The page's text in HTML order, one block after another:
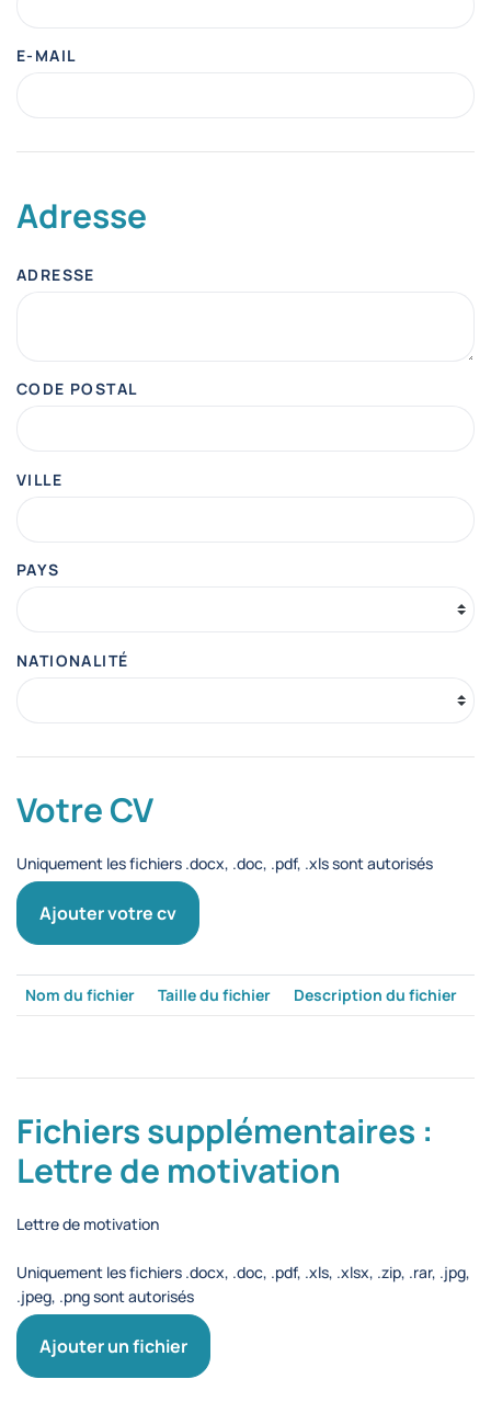
E-MAIL
Adresse
ADRESSE
CODE POSTAL
VILLE
PAYS
NATIONALITÉ
Votre CV
Uniquement les fichiers .docx, .doc, .pdf, .xls sont autorisés
Ajouter votre cv
Nom du fichier Taille du fichier Description du fichier
Fichiers supplémentaires :
Lettre de motivation
Lettre de motivation
Uniquement les fichiers .docx, .doc, .pdf, .xls, .xlsx, .zip, .rar, .jpg,
.jpeg, .png sont autorisés
Ajouter un fichier